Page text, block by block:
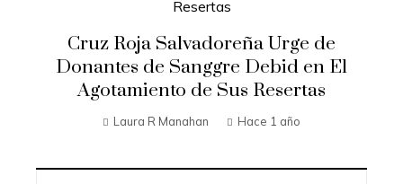
Cruz Roja Salvadoreña Urge de
Donantes de Sanggre Debid en El
Agotamiento de Sus Resertas
Laura R Manahan Hace 1 año